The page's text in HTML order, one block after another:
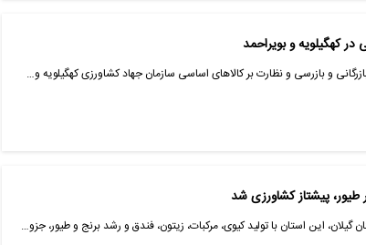
و بازرسی و نظارت بر کالاهای اساسی سازمان جهاد کشاورزی کهگیلویه و…
گیلان، این استان با تولید کیوی، مرکبات، زیتون، فندق و رشد برنج و طیور، جزو…